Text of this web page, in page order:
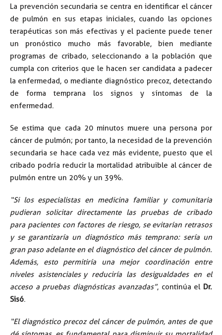
La prevención secundaria se centra en identificar el cáncer
de pulmón en sus etapas iniciales, cuando las opciones
terapéuticas son más efectivas y el paciente puede tener
un pronóstico mucho más favorable, bien mediante
programas de cribado, seleccionando a la población que
cumpla con criterios que le hacen ser candidata a padecer
la enfermedad, o mediante diagnóstico precoz, detectando
de forma temprana los signos y síntomas de la
enfermedad.
Se estima que cada 20 minutos muere una persona por
cáncer de pulmón; por tanto, la necesidad de la prevención
secundaria se hace cada vez más evidente, puesto que el
cribado podría reducir la mortalidad atribuible al cáncer de
pulmón entre un 20% y un 39%.
“Si los especialistas en medicina familiar y comunitaria
pudieran solicitar directamente las pruebas de cribado
para pacientes con factores de riesgo, se evitarían retrasos
y se garantizaría un diagnóstico más temprano: sería un
gran paso adelante en el diagnóstico del cáncer de pulmón.
Además, esto permitiría una mejor coordinación entre
niveles asistenciales y reduciría las desigualdades en el
acceso a pruebas diagnósticas avanzadas”, continúa el Dr.
Sisó.
“El diagnóstico precoz del cáncer de pulmón, antes de que